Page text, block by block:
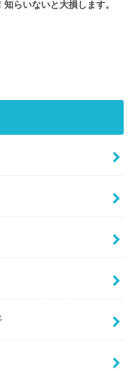
知らいないと大損します。